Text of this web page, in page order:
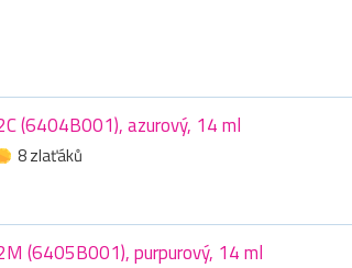
(6404B001), azurový, 14 ml
8 zlaťáků
(6405B001), purpurový, 14 ml